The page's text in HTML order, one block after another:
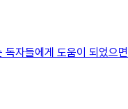
자들에게 도움이 되었